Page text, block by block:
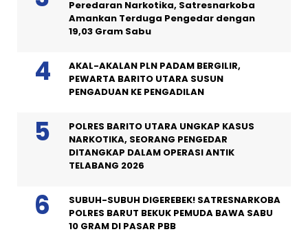
Peredaran Narkotika, Satresnarkoba
Amankan Terduga Pengedar dengan
19,03 Gram Sabu
AKAL-AKALAN PLN PADAM BERGILIR,
PEWARTA BARITO UTARA SUSUN
PENGADUAN KE PENGADILAN
POLRES BARITO UTARA UNGKAP KASUS
NARKOTIKA, SEORANG PENGEDAR
DITANGKAP DALAM OPERASI ANTIK
TELABANG 2026
SUBUH-SUBUH DIGEREBEK! SATRESNARKOBA
POLRES BARUT BEKUK PEMUDA BAWA SABU
10 GRAM DI PASAR PBB